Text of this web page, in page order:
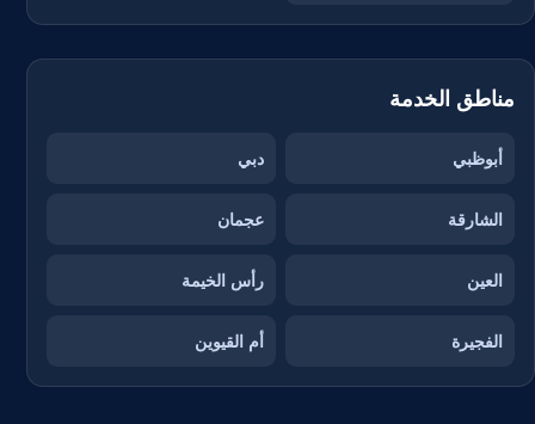
مناطق الخدمة
أبوظبي دبي
الشارقة عجمان
العين رأس الخيمة
الفجيرة أم القيوين